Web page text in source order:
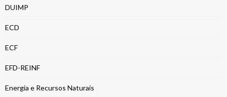
DUIMP
ECD
ECF
EFD-REINF
Energia e Recursos Naturais